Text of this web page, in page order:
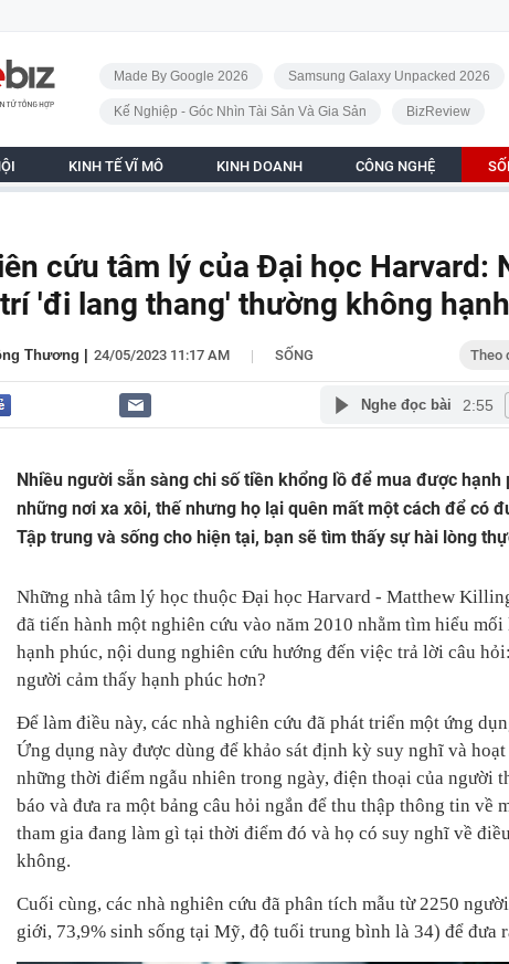
chủ
Made By Google 2026 Samsung Galaxy Unpacked 2026
Kế Nghiệp - Góc Nhìn Tài Sản Và Gia Sản BizReview
KINH TẾ VĨ MÔ KINH DOANH CÔNG NGHỆ
cứu tâm lý của Đại học Harvard:
'đi lang thang' thường không
Thương 24/05/2023 11:17 AM | SỐNG Theo
Nghe đọc bài 2:55
Nhiều người sẵn sàng chi số tiền khổng lồ để mua được
những nơi xa xôi, thế nhưng họ lại quên mất một cách để có
Tập trung và sống cho hiện tại, bạn sẽ tìm thấy sự hài lòng
Những nhà tâm lý học thuộc Đại học Harvard - Matthew
đã tiến hành một nghiên cứu vào năm 2010 nhằm tìm hiểu
hạnh phúc, nội dung nghiên cứu hướng đến việc trả lời câu
người cảm thấy hạnh phúc hơn?
Để làm điều này, các nhà nghiên cứu đã phát triển một ứng
Ứng dụng này được dùng để khảo sát định kỳ suy nghĩ và
những thời điểm ngẫu nhiên trong ngày, điện thoại của người
báo và đưa ra một bảng câu hỏi ngắn để thu thập thông tin về
tham gia đang làm gì tại thời điểm đó và họ có suy nghĩ về
không.
Cuối cùng, các nhà nghiên cứu đã phân tích mẫu từ 2250
giới, 73,9% sinh sống tại Mỹ, độ tuổi trung bình là 34) để đưa